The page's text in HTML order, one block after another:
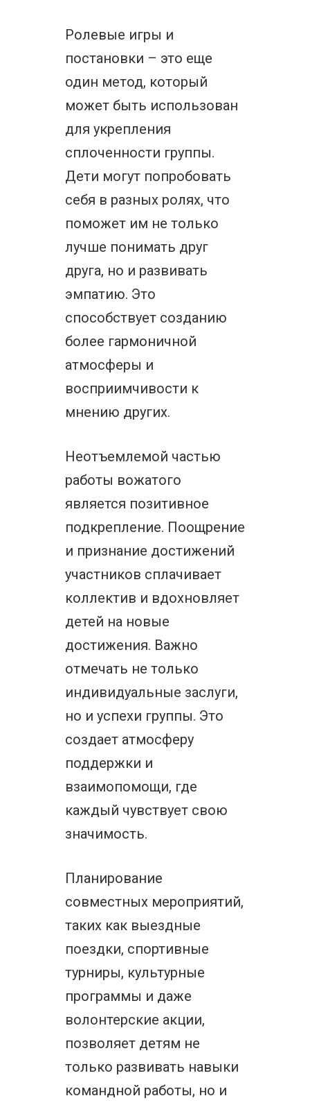
Ролевые игры и
постановки – это еще
один метод, который
может быть использован
для укрепления
сплоченности группы.
Дети могут попробовать
себя в разных ролях, что
поможет им не только
лучше понимать друг
друга, но и развивать
эмпатию. Это
способствует созданию
более гармоничной
атмосферы и
восприимчивости к
мнению других.
Неотъемлемой частью
работы вожатого
является позитивное
подкрепление. Поощрение
и признание достижений
участников сплачивает
коллектив и вдохновляет
детей на новые
достижения. Важно
отмечать не только
индивидуальные заслуги,
но и успехи группы. Это
создает атмосферу
поддержки и
взаимопомощи, где
каждый чувствует свою
значимость.
Планирование
совместных мероприятий,
таких как выездные
поездки, спортивные
турниры, культурные
программы и даже
волонтерские акции,
позволяет детям не
только развивать навыки
командной работы, но и